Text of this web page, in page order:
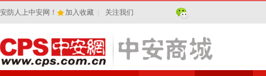
安防人上中安网！ 加入收藏 关注我们